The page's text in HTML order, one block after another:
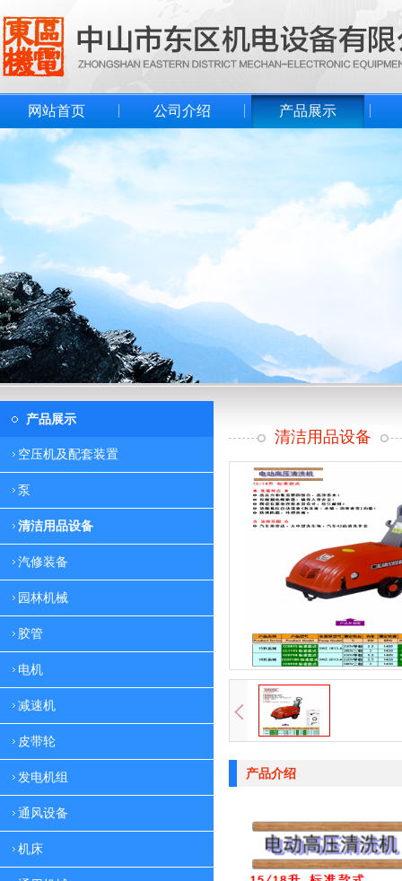
网站首页 公司介绍 产品展示
产品展示
空压机及配套装置
泵
清洁用品设备
汽修装备
园林机械
胶管
电机
减速机
皮带轮
发电机组
通风设备
机床
清洁用品设备
产品介绍